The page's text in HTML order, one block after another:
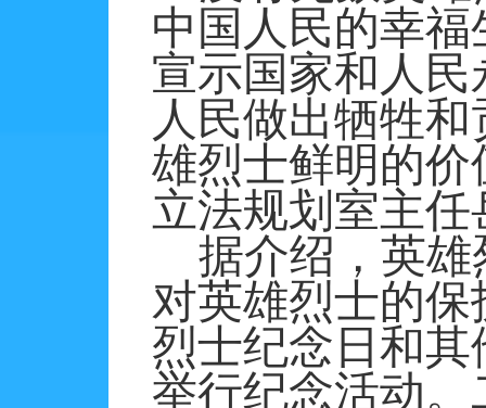
中国人民的幸
宣示国家和人
人民做出牺牲
雄烈士鲜明的
立法规划室主
据介绍，英
对英雄烈士的
烈士纪念日和
举行纪念活动